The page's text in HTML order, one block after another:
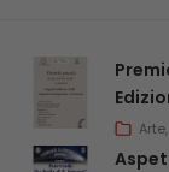
Arte